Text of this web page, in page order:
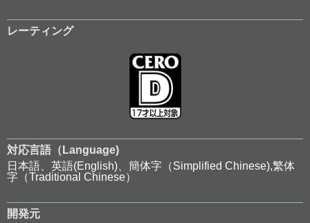
レーティング
対応言語（Language)
日本語、英語(English)、簡体字（Simplified Chinese),繁体
字（Traditional Chinese）
開発元